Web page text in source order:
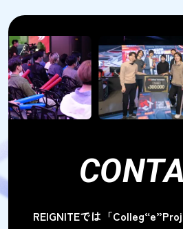
REIGNITEでは「